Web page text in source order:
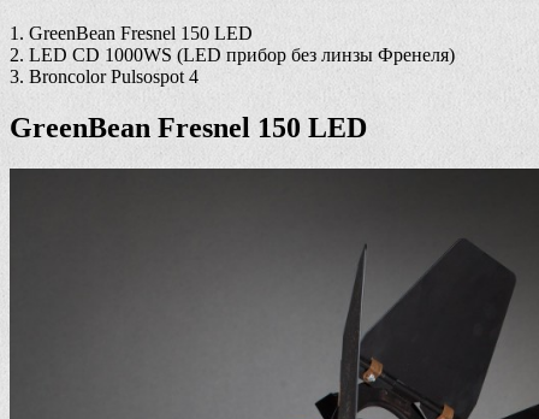
1. GreenBean Fresnel 150 LED
2. LED CD 1000WS (LED прибор без линзы Френеля)
3. Broncolor Pulsospot 4
GreenBean Fresnel 150 LED